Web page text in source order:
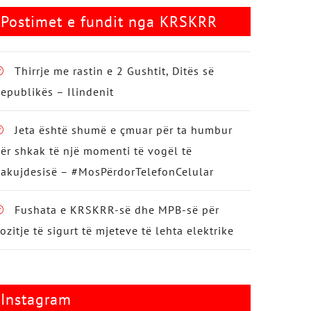
Postimet e fundit nga KRSKRR
Thirrje me rastin e 2 Gushtit, Ditës së
– Ilindenit
Jeta është shumë e çmuar për ta humbur
shkak të një momenti të vogël të
– #MosPërdorTelefonCelular
Fushata e KRSKRR-së dhe MPB-së për
të sigurt të mjeteve të lehta elektrike
Instagram